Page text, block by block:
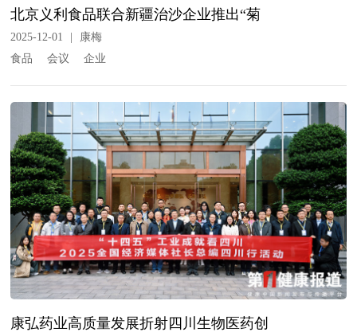
北京义利食品联合新疆治沙企业推出“菊
2025-12-01
康梅
食品
会议 企业
康弘药业高质量发展折射四川生物医药创